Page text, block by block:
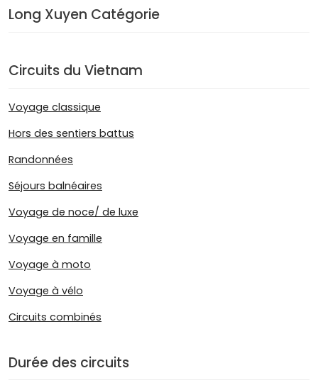
Long Xuyen Catégorie
Circuits du Vietnam
Voyage classique
Hors des sentiers battus
Randonnées
Séjours balnéaires
Voyage de noce/ de luxe
Voyage en famille
Voyage à moto
Voyage à vélo
Circuits combinés
Durée des circuits